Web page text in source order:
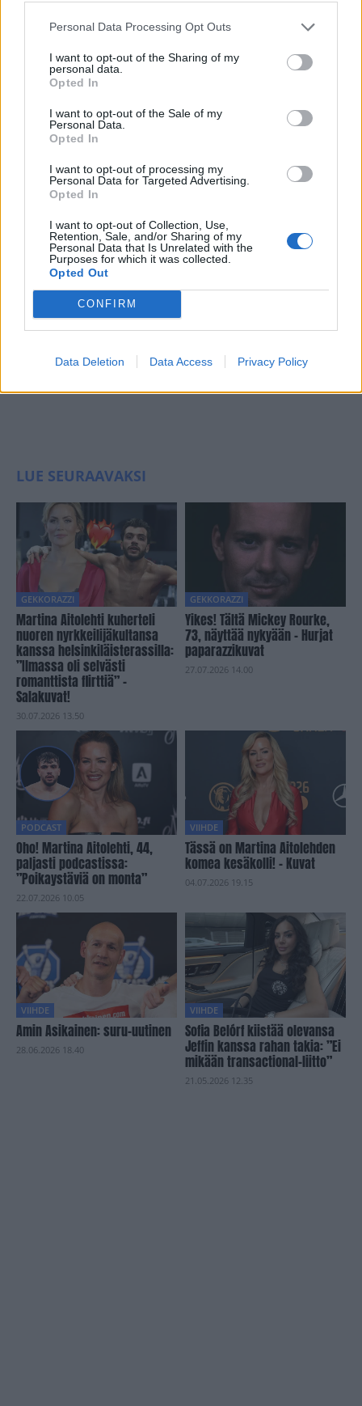
Personal Data Processing Opt Outs
I want to opt-out of the Sharing of my
personal data.
Opted In
I want to opt-out of the Sale of my
Personal Data.
Opted In
I want to opt-out of processing my
Personal Data for Targeted Advertising.
Opted In
I want to opt-out of Collection, Use,
Retention, Sale, and/or Sharing of my
Personal Data that Is Unrelated with the
Purposes for which it was collected.
Opted Out
CONFIRM
Data Deletion Data Access Privacy Policy
LUE SEURAAVAKSI
GEKKORAZZI
Martina Aitolehti kuherteli
nuoren nyrkkeilijäkultansa
kanssa helsinkiläisterassilla:
”Ilmassa oli selvästi
romanttista flirttiä” –
Salakuvat!
30.07.2026 13.50
GEKKORAZZI
Yikes! Tältä Mickey Rourke,
73, näyttää nykyään – Hurjat
paparazzikuvat
27.07.2026 14.00
PODCAST
Oho! Martina Aitolehti, 44,
paljasti podcastissa:
”Poikaystäviä on monta”
22.07.2026 10.05
VIIHDE
Tässä on Martina Aitolehden
komea kesäkolli! – Kuvat
04.07.2026 19.15
VIIHDE
Amin Asikainen: suru-uutinen
28.06.2026 18.40
VIIHDE
Sofia Belórf kiistää olevansa
Jeffin kanssa rahan takia: ”Ei
mikään transactional-liitto”
21.05.2026 12.35